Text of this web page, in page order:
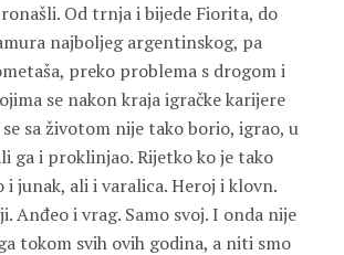
Od trnja i bijede Fiorita, do
najboljeg argentinskog, pa
preko problema s drogom i
se nakon kraja igračke karijere
se sa životom nije tako borio, igrao, u
ga i proklinjao. Rijetko ko je tako
junak, ali i varalica. Heroj i klovn.
Anđeo i vrag. Samo svoj. I onda nije
tokom svih ovih godina, a niti smo